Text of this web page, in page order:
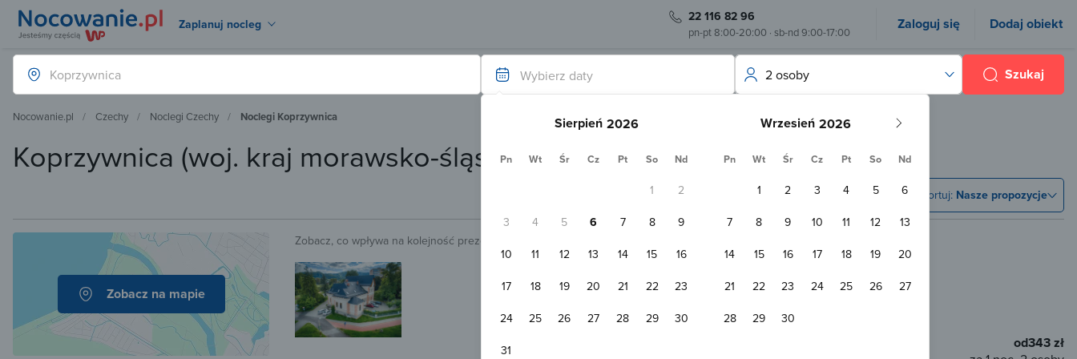
Zaplanuj nocleg 22 116 82 96
pn-pt 8:00-20:00 · sb-nd 9:00-17:00 Zaloguj się Dodaj obiekt
Wybierz daty
Sierpień Wrzesień
Pn Wt Śr Cz Pt So Nd Pn Wt Śr Cz Pt So Nd
1
2
3
4 5 6 7 8
9
10
11 12 13 14 15
16
17
18 19 20 21 22
23
24
25 26 27 28 29
30
31
1 2 3 4 5
6
7
8 9 10 11 12
13
14
15 16 17 18 19
20
21
22 23 24 25 26
27
28
29 30
2 osoby Szukaj
Nocowanie.pl Czechy Noclegi Czechy Noclegi Koprzywnica
Koprzywnica (woj. kraj morawsko-śląski) - noclegi 90 obiektów
Sortuj: Nasze propozycje
Zobacz, co wpływa na kolejność prezentowanych obiektów.
Penzion Vila Machů
Darmowy parking
WiFi
od343 zł
Zobacz na mapie